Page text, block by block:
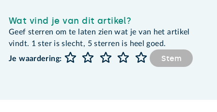
Wat vind je van dit artikel?
Geef sterren om te laten zien wat je van het artikel
vindt. 1 ster is slecht, 5 sterren is heel goed.
Je waardering:
Stem